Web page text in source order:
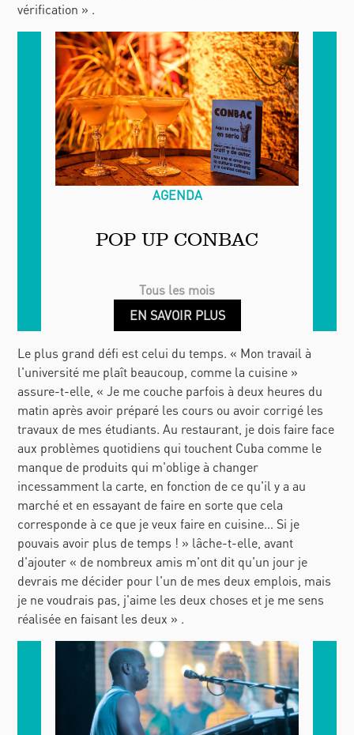
vérification » .
AGENDA
POP UP CONBAC
Tous les mois
EN SAVOIR PLUS
Le plus grand défi est celui du temps. « Mon travail à
l'université me plaît beaucoup, comme la cuisine »
assure-t-elle, « Je me couche parfois à deux heures du
matin après avoir préparé les cours ou avoir corrigé les
travaux de mes étudiants. Au restaurant, je dois faire face
aux problèmes quotidiens qui touchent Cuba comme le
manque de produits qui m'oblige à changer
incessamment la carte, en fonction de ce qu'il y a au
marché et en essayant de faire en sorte que cela
corresponde à ce que je veux faire en cuisine… Si je
pouvais avoir plus de temps ! » lâche-t-elle, avant
d'ajouter « de nombreux amis m'ont dit qu'un jour je
devrais me décider pour l'un de mes deux emplois, mais
je ne voudrais pas, j'aime les deux choses et je me sens
réalisée en faisant les deux » .